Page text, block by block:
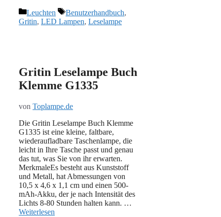
Kategorien
Leuchten Schlagwörter
Benutzerhandbuch,
Gritin, LED Lampen, Leselampe
Gritin Leselampe Buch
Klemme ‎G1335
von Toplampe.de
Die Gritin Leselampe Buch Klemme
‎G1335 ist eine kleine, faltbare,
wiederaufladbare Taschenlampe, die
leicht in Ihre Tasche passt und genau
das tut, was Sie von ihr erwarten.
MerkmaleEs besteht aus Kunststoff
und Metall, hat Abmessungen von
10,5 x 4,6 x 1,1 cm und einen 500-
mAh-Akku, der je nach Intensität des
Lichts 8-80 Stunden halten kann. …
Weiterlesen